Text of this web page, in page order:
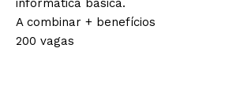
informática básica.
A combinar + benefícios
200 vagas